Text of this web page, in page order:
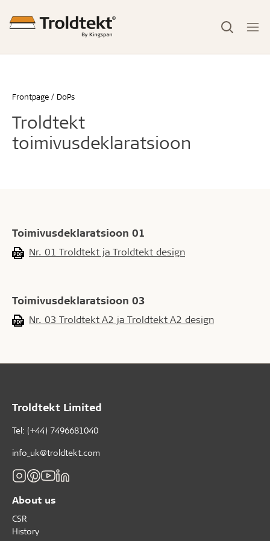
Frontpage DoPs
Troldtekt
toimivusdeklaratsioon
Toimivusdeklaratsioon 01
Nr. 01 Troldtekt ja Troldtekt design
Toimivusdeklaratsioon 03
Nr. 03 Troldtekt A2 ja Troldtekt A2 design
Troldtekt Limited
Tel: (+44) 7496681040
info_uk@troldtekt.com
About us
CSR
History